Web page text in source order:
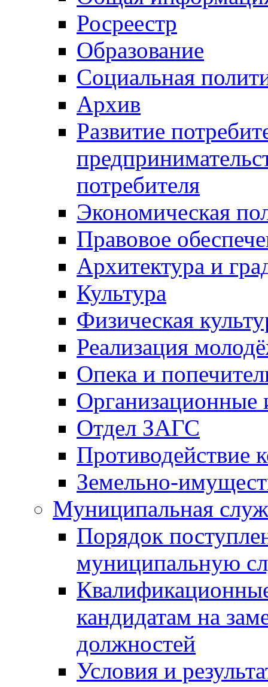
Росреестр
Образование
Социальная
Архив
Развитие
потребителя
Экономическая
Правовое
Архитектура и
Культура
Физическая
Реализация
Опека и
Отдел ЗАГС
Противодействие
Земельно-
Муниципальная
Порядок
муниципальную
кандидатам на
должностей
Условия и